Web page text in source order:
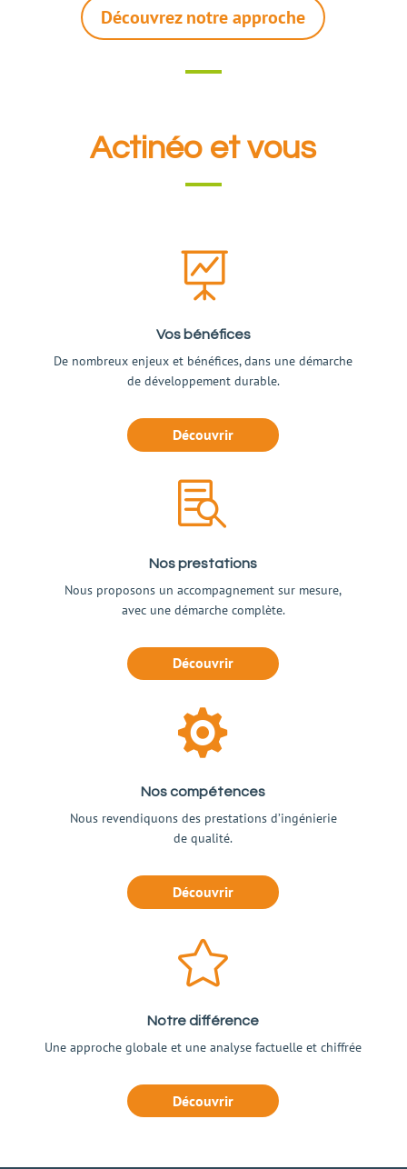
Découvrez notre approche
Actinéo et vous

Vos bénéfices
De nombreux enjeux et bénéfices, dans une démarche
de développement durable.
Découvrir

Nos prestations
Nous proposons un accompagnement sur mesure,
avec une démarche complète.
Découvrir

Nos compétences
Nous revendiquons des prestations d’ingénierie
de qualité.
Découvrir

Notre différence
Une approche globale et une analyse factuelle et chiffrée
Découvrir